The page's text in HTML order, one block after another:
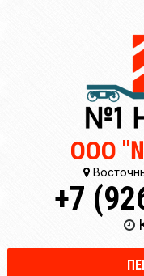
ООО
+7